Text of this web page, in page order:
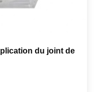
du joint de